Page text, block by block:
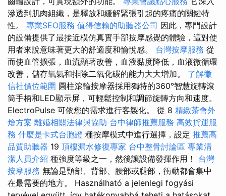
滲透到肌肉組織，是釋放和緩解緊張引起的疼痛的關鍵特
性。 專業SEO服務 值得信賴的助聽器公司 因此，專門設計
的設備提供了最接近模仿真實手部按摩感覺的體驗，這對使
用者來說意味著更大的舒適度和愉悅感。 台灣按摩服務 從
而使血管擴張，血流顯著改善，血液黏度降低，血液微循環
改善，儲存氧氣和排除二氧化碳的能力大大增加。 了解徵
信社價位範圍 圓柱滾輪按摩器採用獨特的360°智慧旋轉滾
筒手柄和LED顯示屏，可輕鬆控制和調節旋轉方向和速度。
ElectroPulse 可依您的需求進行客製化。 從 8 精緻茶會外
燴方案 離婚相關法律與協助 台中律師推薦服務 高效貨運服
務 什麼是卡式台胞證 種按摩模式中進行選擇，設定 推薦高
品質助聽器 19 頂樓漏水修復專家 台中整骨討論區 專業清
潔人員介紹 種強度等級之一，然後讓設備發揮作用！ 台灣
按摩服務 無論是頸部、背部、腰部或腿部，衝動都會集中
在最需要的地方。 Használható a jelenlegi fogyási